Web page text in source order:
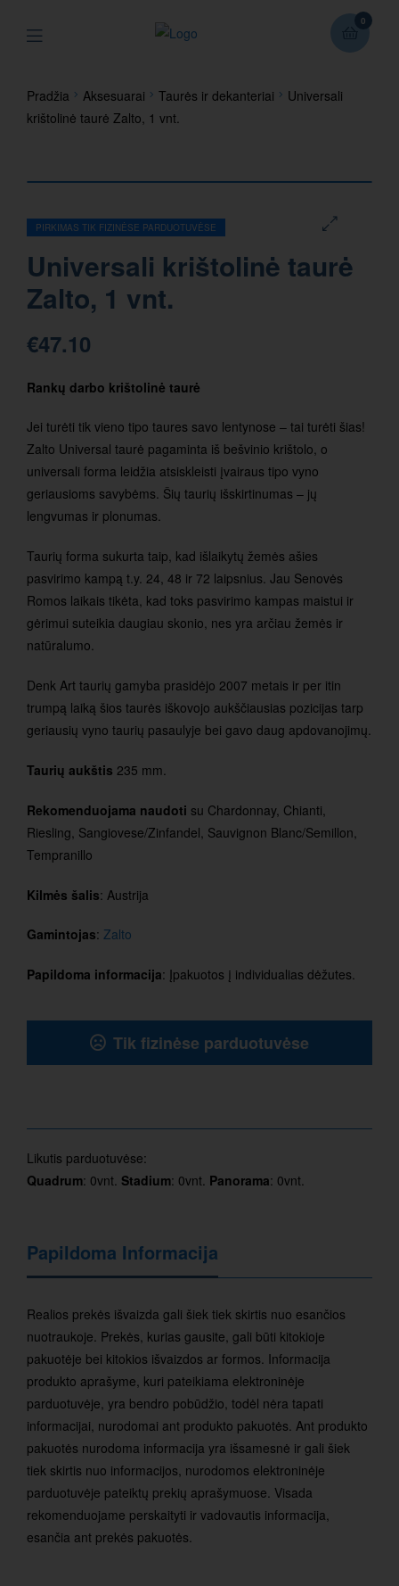
0
Pradžia Aksesuarai Taurės ir dekanteriai
Universali
krištolinė taurė Zalto, 1 vnt.
PIRKIMAS TIK FIZINĖSE PARDUOTUVĖSE
Universali krištolinė taurė
Zalto, 1 vnt.
€47.10
Rankų darbo krištolinė taurė
Jei turėti tik vieno tipo taures savo lentynose – tai turėti šias!
Zalto Universal taurė pagaminta iš bešvinio krištolo, o
universali forma leidžia atsiskleisti įvairaus tipo vyno
geriausioms savybėms. Šių taurių išskirtinumas – jų
lengvumas ir plonumas.
Taurių forma sukurta taip, kad išlaikytų žemės ašies
pasvirimo kampą t.y. 24, 48 ir 72 laipsnius. Jau Senovės
Romos laikais tikėta, kad toks pasvirimo kampas maistui ir
gėrimui suteikia daugiau skonio, nes yra arčiau žemės ir
natūralumo.
Denk Art taurių gamyba prasidėjo 2007 metais ir per itin
trumpą laiką šios taurės iškovojo aukščiausias pozicijas tarp
geriausių vyno taurių pasaulyje bei gavo daug apdovanojimų.
Taurių aukštis 235 mm.
Rekomenduojama naudoti su Chardonnay, Chianti,
Riesling, Sangiovese/Zinfandel, Sauvignon Blanc/Semillon,
Tempranillo
Kilmės šalis: Austrija
Gamintojas: Zalto
Papildoma informacija: Įpakuotos į individualias dėžutes.
Tik fizinėse parduotuvėse
Likutis parduotuvėse:
Quadrum: 0vnt. Stadium: 0vnt. Panorama: 0vnt.
Papildoma Informacija
Realios prekės išvaizda gali šiek tiek skirtis nuo esančios
nuotraukoje. Prekės, kurias gausite, gali būti kitokioje
pakuotėje bei kitokios išvaizdos ar formos. Informacija
produkto aprašyme, kuri pateikiama elektroninėje
parduotuvėje, yra bendro pobūdžio, todėl nėra tapati
informacijai, nurodomai ant produkto pakuotės. Ant produkto
pakuotės nurodoma informacija yra išsamesnė ir gali šiek
tiek skirtis nuo informacijos, nurodomos elektroninėje
parduotuvėje pateiktų prekių aprašymuose. Visada
rekomenduojame perskaityti ir vadovautis informacija,
esančia ant prekės pakuotės.